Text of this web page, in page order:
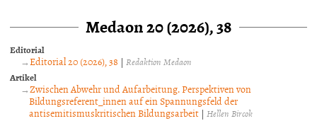
Medaon 20 (2026), 38
Editorial
Editorial 20 (2026), 38 |Redaktion Medaon
Artikel
Zwischen Abwehr und Aufarbeitung. Perspektiven von
Bildungsreferent_innen auf ein Spannungsfeld der
antisemitismuskritischen Bildungsarbeit | Hellen Bircok